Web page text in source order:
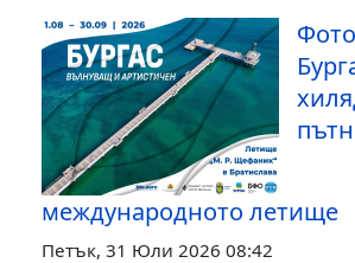
международното летище
Петък, 31 Юли 2026 08:42